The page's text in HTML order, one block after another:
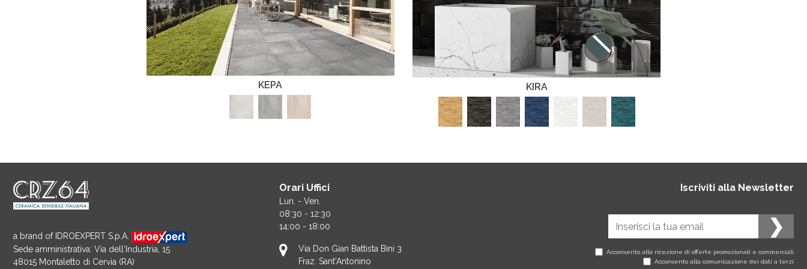
KEPA KIRA
a brand of IDROEXPERT S.p.A.
Sede amministrativa: Via dell'Industria, 15
48015 Montaletto di Cervia (RA)
Orari Uffici
Lun. - Ven.
08:30 - 12:30
14:00 - 18:00
Via Don Gian Battista Bini 3
Fraz. Sant'Antonino
Iscriviti alla Newsletter
Acconsento alla ricezione di offerte promozionali e commerciali
Acconsento alla comunicazione dei dati a terzi